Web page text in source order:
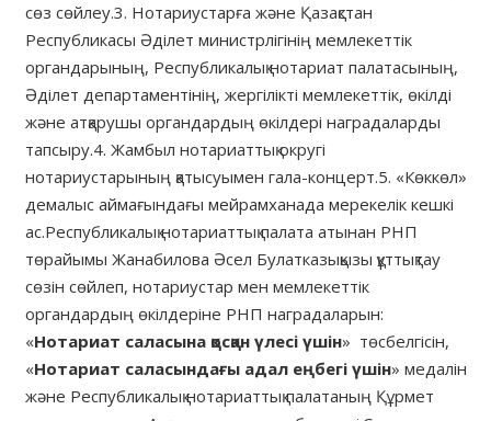
сөз сөйлеу.3. Нотариустарға және Қазақстан
Республикасы Әділет министрлігінің мемлекеттік
органдарының, Республикалық нотариат палатасының,
Әділет департаментінің, жергілікті мемлекеттік, өкілді
және атқарушы органдардың өкілдері наградаларды
тапсыру.4. Жамбыл нотариаттық округі
нотариустарының қатысуымен гала-концерт.5. «Көккөл»
демалыс аймағындағы мейрамханада мерекелік кешкі
ас.Республикалық нотариаттық палата атынан РНП
төрайымы Жанабилова Әсел Булатказықызы құттықтау
сөзін сөйлеп, нотариустар мен мемлекеттік
органдардың өкілдеріне РНП наградаларын:
«Нотариат саласына қосқан үлесі үшін» төсбелгісін,
«Нотариат саласындағы адал еңбегі үшін» медалін
және Республикалық нотариаттық палатаның Құрмет